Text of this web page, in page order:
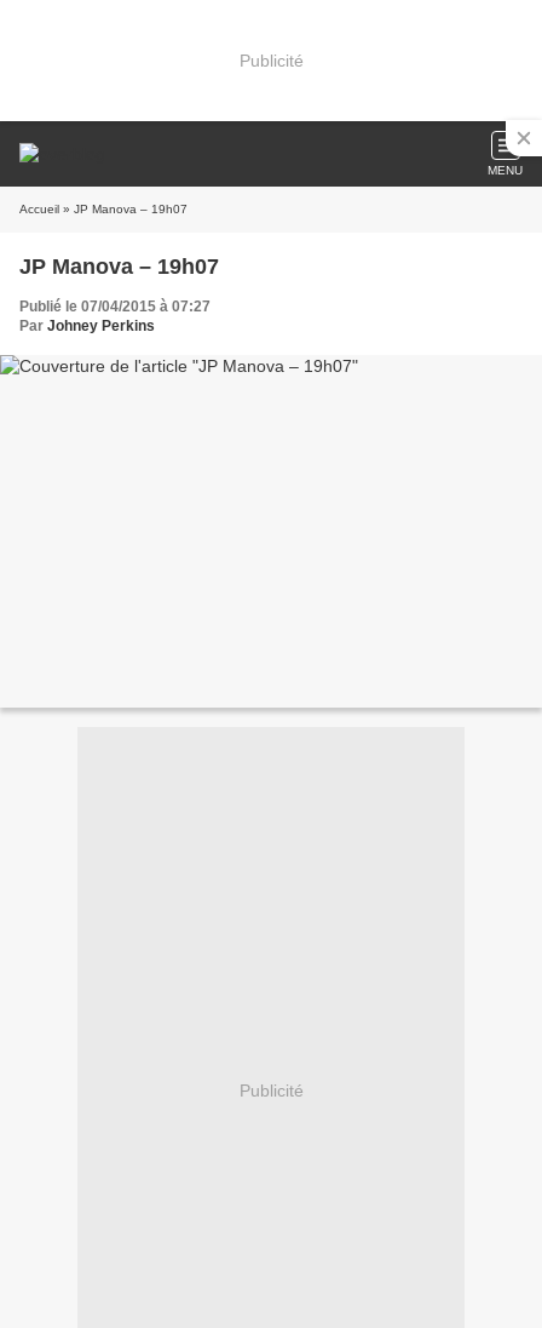
Publicité
MENU
Accueil » JP Manova – 19h07
JP Manova – 19h07
Publié le 07/04/2015 à 07:27
Par Johney Perkins
Publicité